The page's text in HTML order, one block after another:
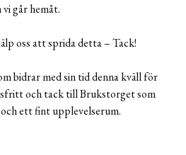
går hemåt.
oss att sprida detta – Tack!
bidrar med sin tid denna kväll för
och tack till Brukstorget som
ett fint upplevelserum.